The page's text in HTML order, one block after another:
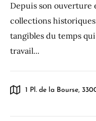
Depuis son ouverture
collections
tangibles du temps
travail...
1 Pl. de la Bourse,